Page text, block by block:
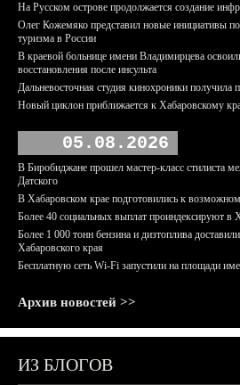
На Русском острове продолжается создание
Олег Кожемяко представил новые инициативы
туризма в России
В краевой больнице имени Владимирцева
восстановления после инсульта
Дальневосточная студия кинохроники
Новый циклон приближается к Хабаровскому
05.08.2026
В Биробиджане прошел мастер-класс стилиста
Датского
В Хабаровском крае подготовились к
Более 40 социальных выплат проиндексируют в
Более 1 000 тонн бензина и дизтоплива
Хабаровского края
Бесплатную сеть Wi-Fi запустили на площади
Архив новостей >>
ИЗ БЛОГОВ